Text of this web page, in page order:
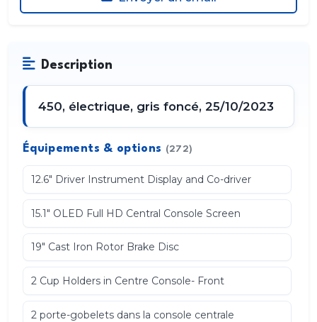
Description
450, électrique, gris foncé, 25/10/2023
Équipements & options (272)
12.6" Driver Instrument Display and Co-driver
15.1" OLED Full HD Central Console Screen
19" Cast Iron Rotor Brake Disc
2 Cup Holders in Centre Console- Front
2 porte-gobelets dans la console centrale